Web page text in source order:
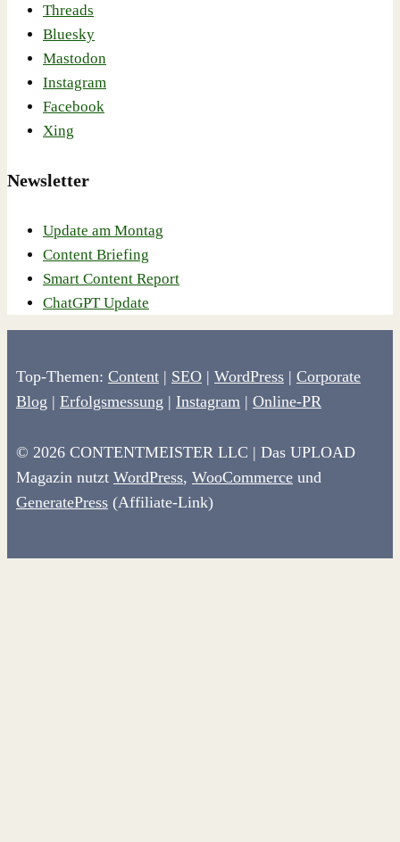
Threads
Bluesky
Mastodon
Instagram
Facebook
Xing
Newsletter
Update am Montag
Content Briefing
Smart Content Report
ChatGPT Update
Top-Themen: Content | SEO | WordPress | Corporate
Blog | Erfolgsmessung | Instagram | Online-PR
© 2026 CONTENTMEISTER LLC | Das UPLOAD
Magazin nutzt WordPress, WooCommerce und
GeneratePress (Affiliate-Link)